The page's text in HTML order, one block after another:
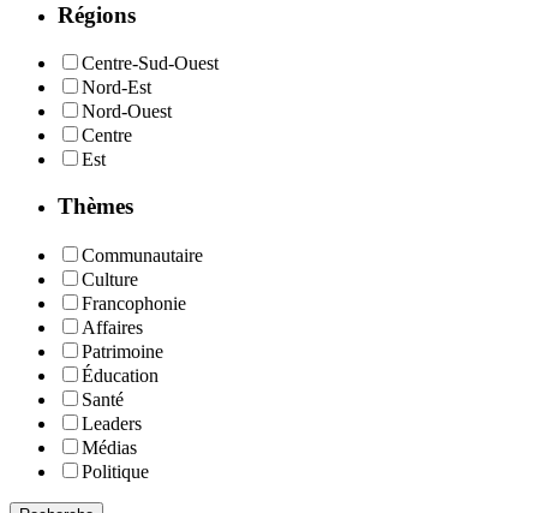
Régions
Centre-Sud-Ouest
Nord-Est
Nord-Ouest
Centre
Est
Thèmes
Communautaire
Culture
Francophonie
Affaires
Patrimoine
Éducation
Santé
Leaders
Médias
Politique